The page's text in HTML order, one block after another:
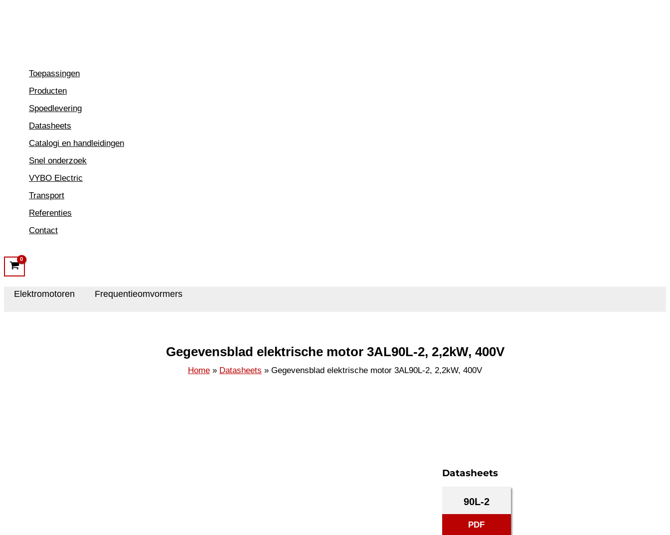
Toepassingen
Producten
Spoedlevering
Datasheets
Catalogi en handleidingen
Snel onderzoek
VYBO Electric
Transport
Referenties
Contact
Elektromotoren Frequentieomvormers
Gegevensblad elektrische motor 3AL90L-2, 2,2kW, 400V
Home Datasheets Gegevensblad elektrische motor 3AL90L-2, 2,2kW, 400V
Datasheets
90L-2
PDF